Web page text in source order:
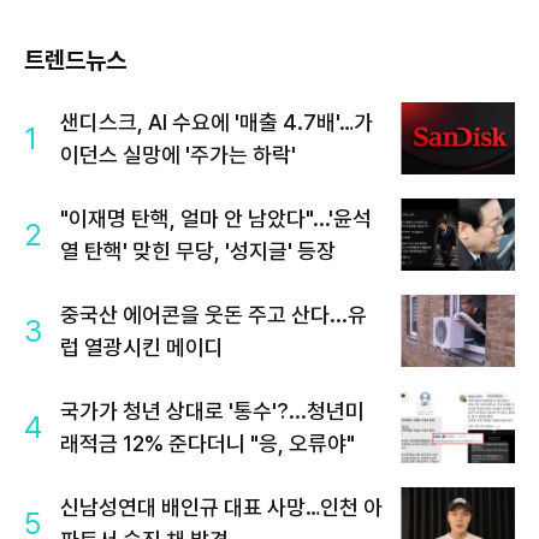
트렌드뉴스
1
샌디스크, AI 수요에 '매출 4.7배'…가
이던스 실망에 '주가는 하락'
2
"이재명 탄핵, 얼마 안 남았다"...'윤석
열 탄핵' 맞힌 무당, '성지글' 등장
3
중국산 에어콘을 웃돈 주고 산다...유
럽 열광시킨 메이디
4
국가가 청년 상대로 '통수'?...청년미
래적금 12% 준다더니 "응, 오류야"
5
신남성연대 배인규 대표 사망…인천 아